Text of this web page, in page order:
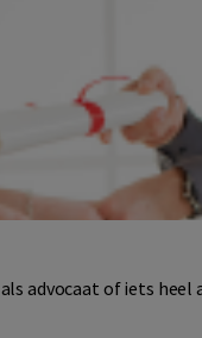
advocaat of iets heel